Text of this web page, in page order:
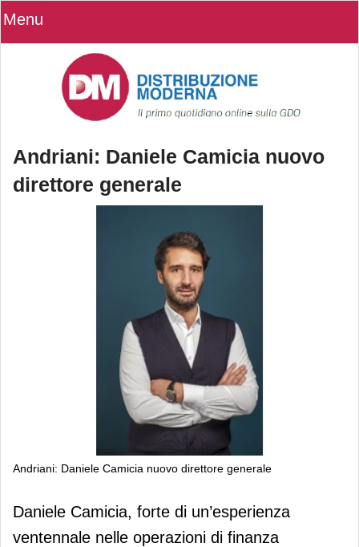
Menu
Andriani: Daniele Camicia nuovo
direttore generale
Andriani: Daniele Camicia nuovo direttore generale
Andriani: Daniele Camicia nuovo
direttore generale
Daniele Camicia, forte di un’esperienza
ventennale nelle operazioni di finanza